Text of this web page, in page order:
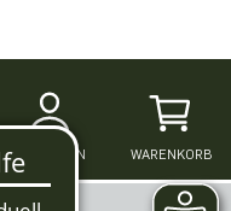
ANMELDEN WARENKORB